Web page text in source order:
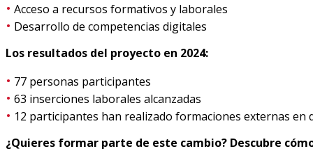
• Acceso a recursos formativos y laborales
• Desarrollo de competencias digitales
Los resultados del proyecto en 2024:
• 77 personas participantes
• 63 inserciones laborales alcanzadas
• 12 participantes han realizado formaciones externas en
¿Quieres formar parte de este cambio? Descubre